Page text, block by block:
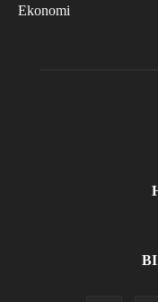
Ekonomi